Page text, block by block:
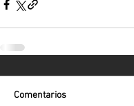
Comentarios